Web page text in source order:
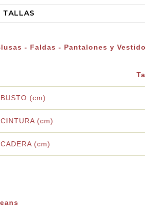
TALLAS
- Faldas - Pantalones y
BUSTO (cm)
CINTURA (cm)
CADERA (cm)